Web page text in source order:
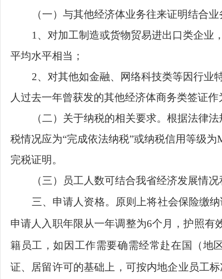
（一）与其他经济体业务往来证明结合
1、对加工制造或货物贸易进出口类企业
平均水平相当；
2、对其他如金融、网络科技类等因行业
人过去一年曾获发的其他经济体商务类签证
（二）关于纳税的相关要求。根据法律
税情况应为“完成依法纳税”或纳税信用等级
完税证明。
（三）员工人数可结合我省经济发展情
三、申请人资格。 原则上将社会保险缴
申请人入职年限从一年调整为6个月，护照有
籍员工，如因工作需要确需经常赴在国（地
证、居留许可的基础上，可按内地企业员工